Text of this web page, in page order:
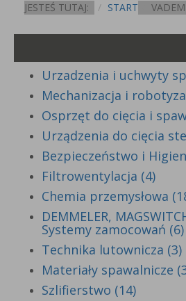
JESTEŚ TUTAJ: START
Urzadzenia i uchwyty
Mechanizacja i
Osprzęt do cięcia i
Urządzenia do cięcia
Bezpieczeństwo i
Filtrowentylacja (4)
Chemia przemysłowa
DEMMELER,
Systemy zamocowań (6)
Technika lutownicza (3)
Materiały spawalnicze
Szlifierstwo (14)